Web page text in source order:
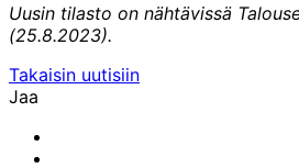
Uusin tilasto on nähtävissä
(25.8.2023).
Takaisin uutisiin
Jaa